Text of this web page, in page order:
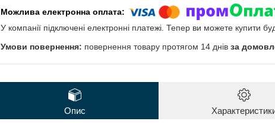
У компанії підключені електронні платежі. Тепер ви можете купити
повернення товару протягом 14 днів за
Опис